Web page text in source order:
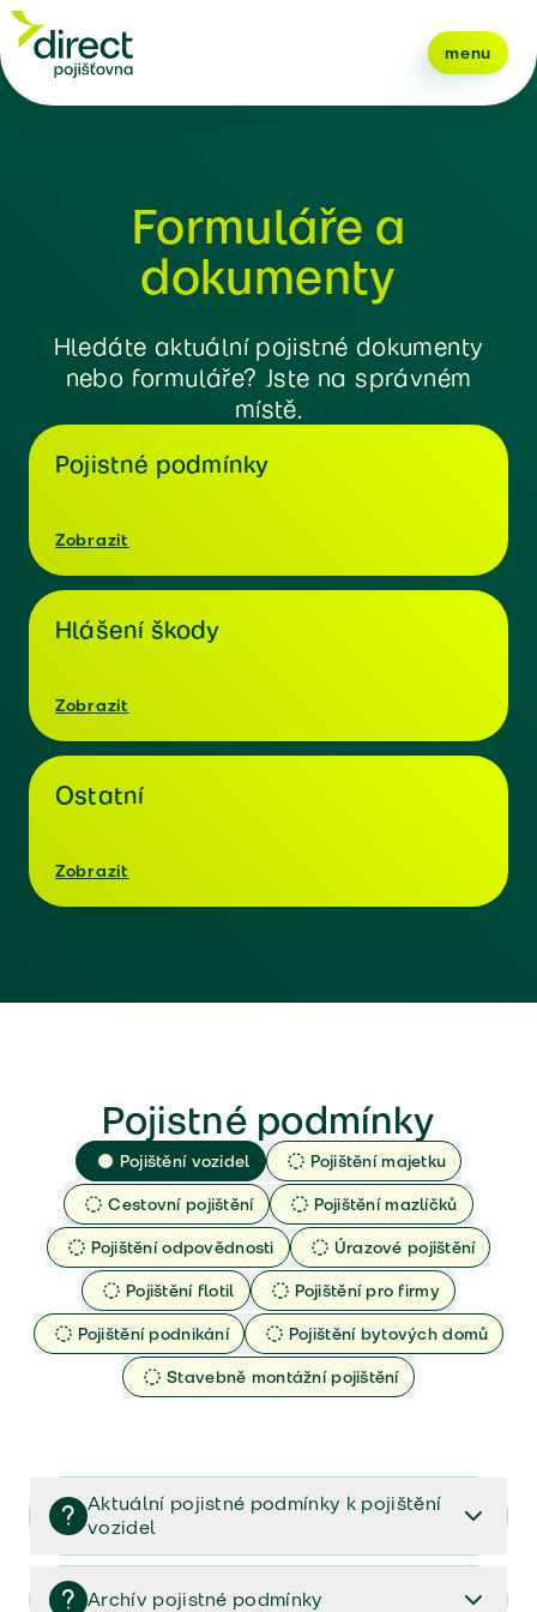
menu
Formuláře a
dokumenty
Hledáte aktuální pojistné dokumenty
nebo formuláře? Jste na správném
místě.
Pojistné podmínky
Zobrazit
Hlášení škody
Zobrazit
Ostatní
Zobrazit
Pojistné podmínky
Pojištění vozidel
Pojištění majetku
Cestovní pojištění
Pojištění mazlíčků
Pojištění odpovědnosti
Úrazové pojištění
Pojištění flotil
Pojištění pro firmy
Pojištění podnikání
Pojištění bytových domů
Stavebně montážní pojištění
Aktuální pojistné podmínky k pojištění
vozidel
Pojištění vozidel/Pojistné podmínky a vše důležité ke
smlouvě (PDF)
Archív pojistné podmínky